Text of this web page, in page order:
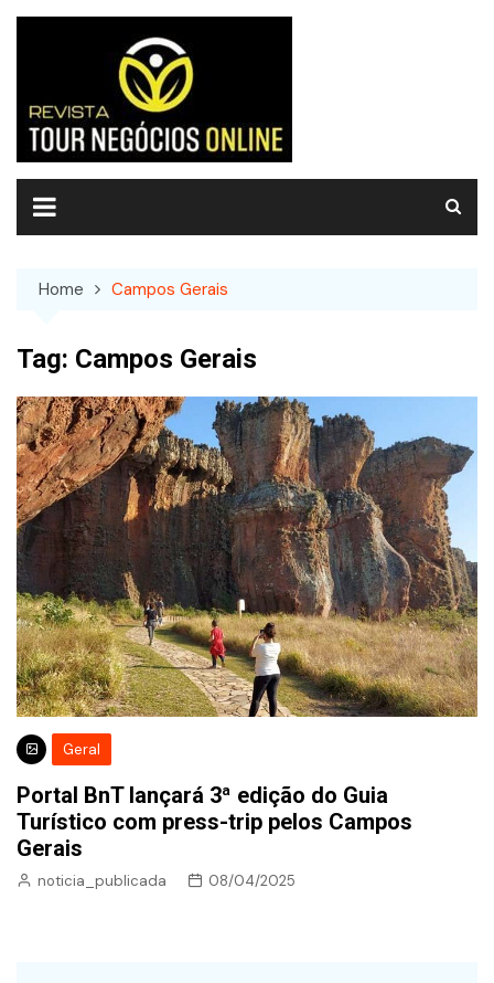
Skip
Home Campos Gerais
Tag: Campos Gerais
Geral
Portal BnT lançará 3ª edição do Guia
Turístico com press-trip pelos Campos
Gerais
noticia_publicada 08/04/2025